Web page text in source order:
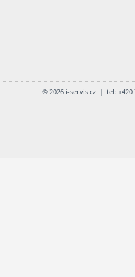
© 2026 i-servis.cz | tel: